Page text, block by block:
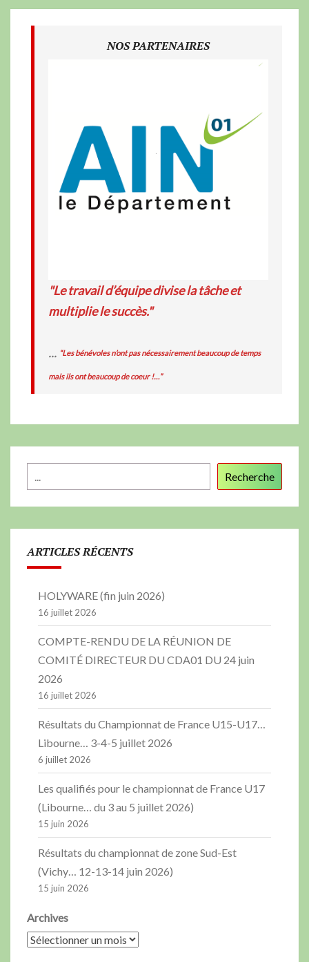
NOS PARTENAIRES
"Le travail d’équipe divise la tâche et
multiplie le succès."
... “Les bénévoles n’ont pas nécessairement beaucoup de temps
mais ils ont beaucoup de coeur !…”
Recherche
ARTICLES RÉCENTS
HOLYWARE (fin juin 2026)
16 juillet 2026
COMPTE-RENDU DE LA RÉUNION DE
COMITÉ DIRECTEUR DU CDA01 DU 24 juin
2026
16 juillet 2026
Résultats du Championnat de France U15-U17…
Libourne… 3-4-5 juillet 2026
6 juillet 2026
Les qualifiés pour le championnat de France U17
(Libourne… du 3 au 5 juillet 2026)
15 juin 2026
Résultats du championnat de zone Sud-Est
(Vichy… 12-13-14 juin 2026)
15 juin 2026
Archives